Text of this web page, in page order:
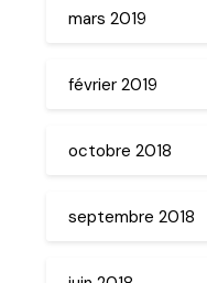
mars 2019
février 2019
octobre 2018
septembre 2018